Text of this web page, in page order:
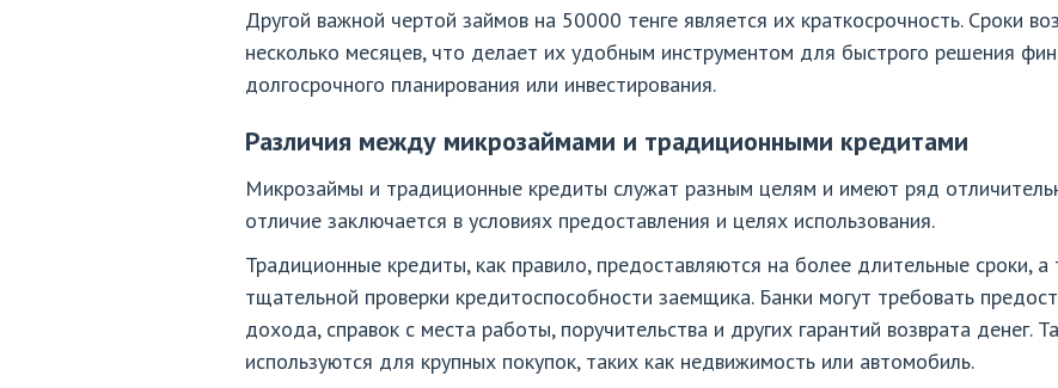
Другой важной чертой займов на 50000 тенге является их краткосрочность. Сроки
несколько месяцев, что делает их удобным инструментом для быстрого решения
долгосрочного планирования или инвестирования.
Различия между микрозаймами и традиционными кредитами
Микрозаймы и традиционные кредиты служат разным целям и имеют ряд
отличие заключается в условиях предоставления и целях использования.
Традиционные кредиты, как правило, предоставляются на более длительные сроки,
тщательной проверки кредитоспособности заемщика. Банки могут требовать
дохода, справок с места работы, поручительства и других гарантий возврата денег.
используются для крупных покупок, таких как недвижимость или автомобиль.